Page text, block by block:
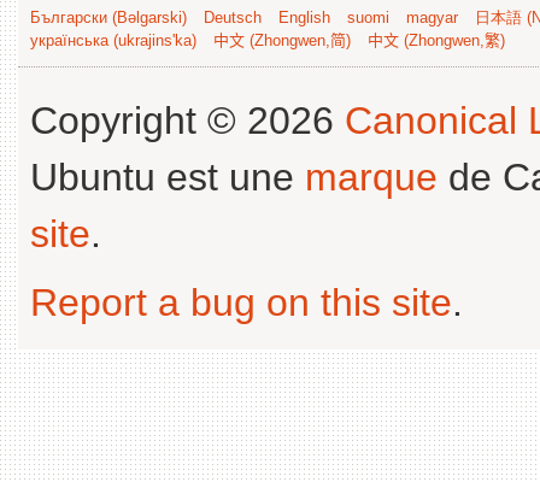
Български (Bəlgarski) Deutsch English suomi magyar
日本語
українська (ukrajins'ka)
中文 (Zhongwen,简) 中文 (Zhongwen,繁)
Copyright © 2026 Canonical
Ubuntu est une marque de
site.
Report a bug on this site.